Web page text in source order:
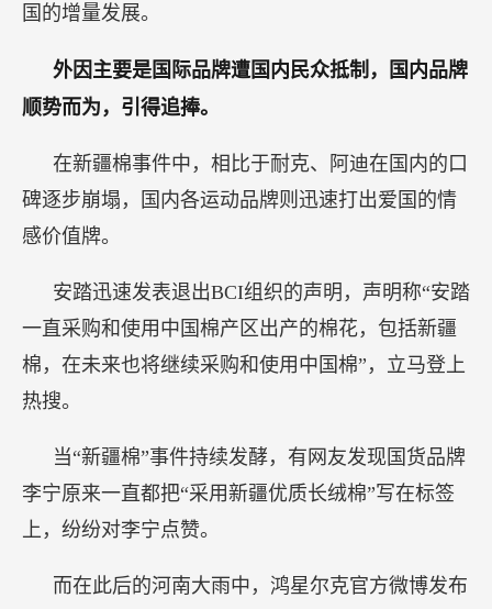
国的增量发展。
外因主要是国际品牌遭国内民众抵制，国内品牌
顺势而为，引得追捧。
在新疆棉事件中，相比于耐克、阿迪在国内的口
碑逐步崩塌，国内各运动品牌则迅速打出爱国的情
感价值牌。
安踏迅速发表退出BCI组织的声明，声明称“安踏
一直采购和使用中国棉产区出产的棉花，包括新疆
棉，在未来也将继续采购和使用中国棉”，立马登上
热搜。
当“新疆棉”事件持续发酵，有网友发现国货品牌
李宁原来一直都把“采用新疆优质长绒棉”写在标签
上，纷纷对李宁点赞。
而在此后的河南大雨中，鸿星尔克官方微博发布